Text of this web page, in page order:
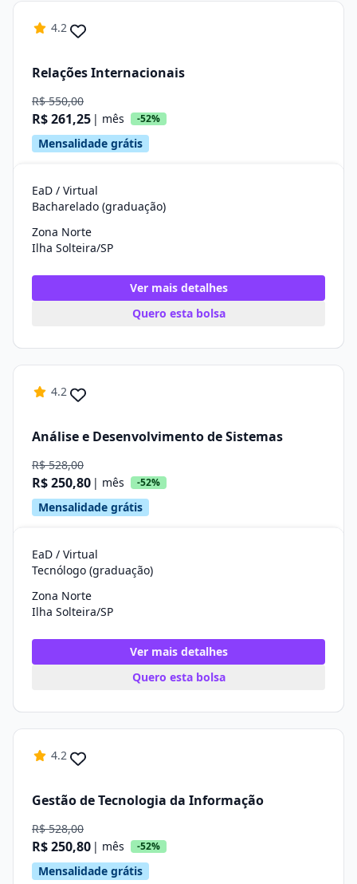
4.2
Relações Internacionais
R$ 550,00
R$ 261,25 | mês -52%
Mensalidade grátis
EaD / Virtual
Bacharelado (graduação)
Zona Norte
Ilha Solteira/SP
Ver mais detalhes
Quero esta bolsa
4.2
Análise e Desenvolvimento de Sistemas
R$ 528,00
R$ 250,80 | mês -52%
Mensalidade grátis
EaD / Virtual
Tecnólogo (graduação)
Zona Norte
Ilha Solteira/SP
Ver mais detalhes
Quero esta bolsa
4.2
Gestão de Tecnologia da Informação
R$ 528,00
R$ 250,80 | mês -52%
Mensalidade grátis